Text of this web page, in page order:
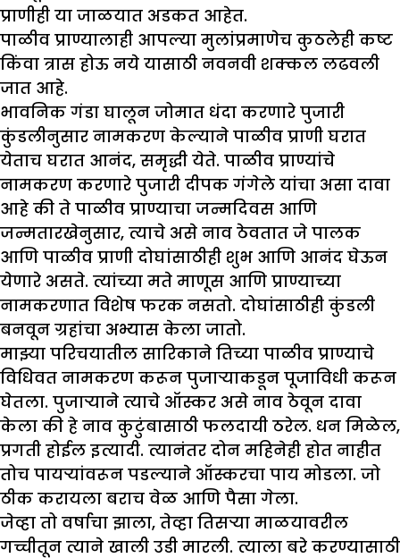
प्राणीही या जाळयात अडकत आहेत.
पाळीव प्राण्यालाही आपल्या मुलांप्रमाणेच कुठलेही कष्ट
किंवा त्रास होऊ नये यासाठी नवनवी शक्कल लढवली
जात आहे.
भावनिक गंडा घालून जोमात धंदा करणारे पुजारी
कुंडलीनुसार नामकरण केल्याने पाळीव प्राणी घरात
येताच घरात आनंद, समृद्धी येते. पाळीव प्राण्यांचे
नामकरण करणारे पुजारी दीपक गंगेले यांचा असा दावा
आहे की ते पाळीव प्राण्याचा जन्मदिवस आणि
जन्मतारखेनुसार, त्याचे असे नाव ठेवतात जे पालक
आणि पाळीव प्राणी दोघांसाठीही शुभ आणि आनंद घेऊन
येणारे असते. त्यांच्या मते माणूस आणि प्राण्याच्या
नामकरणात विशेष फरक नसतो. दोघांसाठीही कुंडली
बनवून ग्रहांचा अभ्यास केला जातो.
माझ्या परिचयातील सारिकाने तिच्या पाळीव प्राण्याचे
विधिवत नामकरण करून पुजाऱ्याकडून पूजाविधी करून
घेतला. पुजाऱ्याने त्याचे ऑस्कर असे नाव ठेवून दावा
केला की हे नाव कुटुंबासाठी फलदायी ठरेल. धन मिळेल,
प्रगती होईल इत्यादी. त्यानंतर दोन महिनेही होत नाहीत
तोच पायऱ्यांवरून पडल्याने ऑस्करचा पाय मोडला. जो
ठीक करायला बराच वेळ आणि पैसा गेला.
जेव्हा तो वर्षाचा झाला, तेव्हा तिसऱ्या माळयावरील
गच्चीतून त्याने खाली उडी मारली. त्याला बरे करण्यासाठी